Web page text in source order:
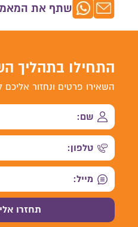
שתף את
התחילו בתהליך
השאירו פרטים ונחזור אליכם